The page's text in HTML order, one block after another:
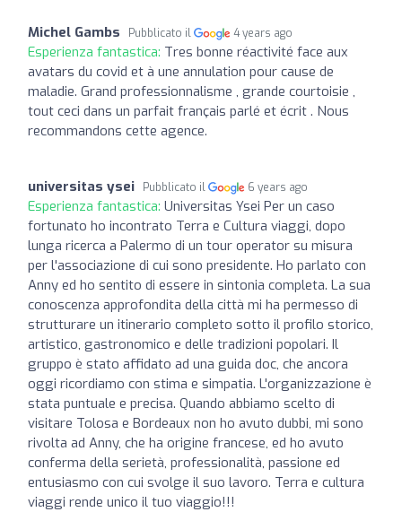
Michel Gambs Pubblicato il 4 years ago
Esperienza fantastica: Tres bonne réactivité face aux
avatars du covid et à une annulation pour cause de
maladie. Grand professionnalisme , grande courtoisie ,
tout ceci dans un parfait français parlé et écrit . Nous
recommandons cette agence.
universitas ysei Pubblicato il 6 years ago
Esperienza fantastica: Universitas Ysei Per un caso
fortunato ho incontrato Terra e Cultura viaggi, dopo
lunga ricerca a Palermo di un tour operator su misura
per l'associazione di cui sono presidente. Ho parlato con
Anny ed ho sentito di essere in sintonia completa. La sua
conoscenza approfondita della città mi ha permesso di
strutturare un itinerario completo sotto il profilo storico,
artistico, gastronomico e delle tradizioni popolari. Il
gruppo è stato affidato ad una guida doc, che ancora
oggi ricordiamo con stima e simpatia. L'organizzazione è
stata puntuale e precisa. Quando abbiamo scelto di
visitare Tolosa e Bordeaux non ho avuto dubbi, mi sono
rivolta ad Anny, che ha origine francese, ed ho avuto
conferma della serietà, professionalità, passione ed
entusiasmo con cui svolge il suo lavoro. Terra e cultura
viaggi rende unico il tuo viaggio!!!